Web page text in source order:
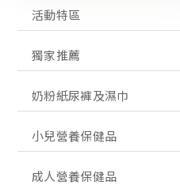
活動特區
獨家推薦
奶粉紙尿褲及濕巾
小兒營養保健品
成人營養保健品